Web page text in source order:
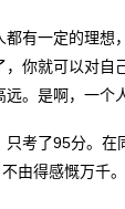
都有一定的理
你就可以对自
。是啊，一个
考了95分。
由得感慨万千。